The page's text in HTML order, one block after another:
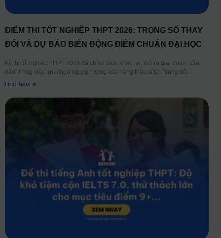
ĐIỂM THI TỐT NGHIỆP THPT 2026: TRỌNG SỐ THAY
ĐỔI VÀ DỰ BÁO BIẾN ĐỘNG ĐIỂM CHUẨN ĐẠI HỌC
Kỳ thi tốt nghiệp THPT 2026 đã chính thức khép lại, mở ra giai đoạn “cân
não” trong việc lựa chọn nguyện vọng của hàng triệu sĩ tử. Trong bối
Đọc thêm ➤